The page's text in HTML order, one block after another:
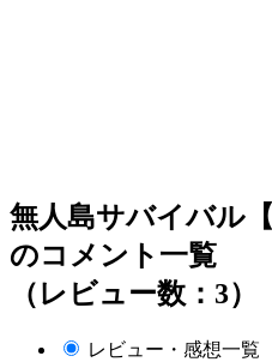
無人島サバイバル
のコメント一覧
（レビュー数：3）
レビュー・感想一覧